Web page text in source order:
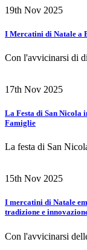
19th Nov 2025
I Mercatini di Natale a
Con l'avvicinarsi di
17th Nov 2025
La Festa di San Nicola
Famiglie
La festa di San
15th Nov 2025
I mercatini di Natale
tradizione e
Con l'avvicinarsi